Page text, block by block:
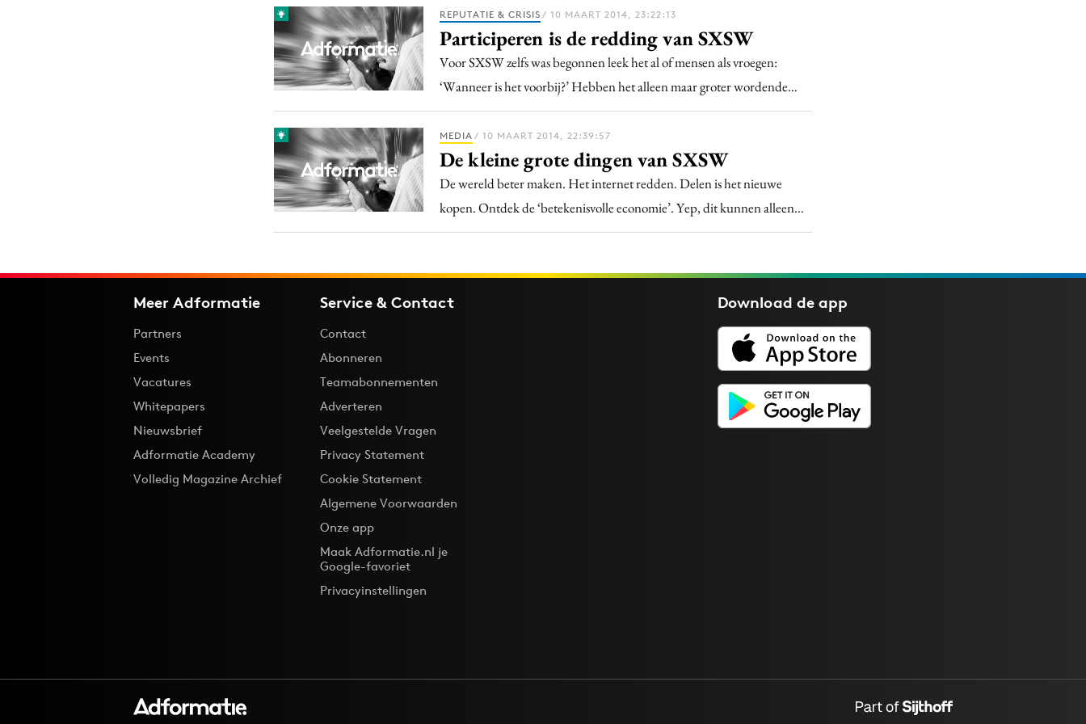
Gedragsverandering
Influencer marketing
Interne communicatie
Reputatie & crisis
REPUTATIE & CRISIS / 10 MAART 2014, 23:22:13
Participeren is de redding van SXSW
Voor SXSW zelfs was begonnen leek het al of mensen als vroegen:
‘Wanneer is het voorbij?’ Hebben het alleen maar groter wordende…
MEDIA / 10 MAART 2014, 22:39:57
De kleine grote dingen van SXSW
De wereld beter maken. Het internet redden. Delen is het nieuwe
kopen. Ontdek de ‘betekenisvolle economie’. Yep, dit kunnen alleen…
Meer Adformatie
Partners
Events
Vacatures
Whitepapers
Nieuwsbrief
Adformatie Academy
Volledig Magazine Archief
Service & Contact
Contact
Abonneren
Teamabonnementen
Adverteren
Veelgestelde Vragen
Privacy Statement
Cookie Statement
Algemene Voorwaarden
Onze app
Maak Adformatie.nl je
Google-favoriet
Privacyinstellingen
Download deapp